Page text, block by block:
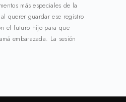
más especiales de la
querer guardar ese registro
el futuro hijo para que
embarazada. La sesión